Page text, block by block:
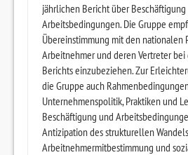
jährlichen Bericht über Beschäftigung
Arbeitsbedingungen. Die Gruppe
Übereinstimmung mit den nationalen
Arbeitnehmer und deren Vertreter bei
Berichts einzubeziehen. Zur
die Gruppe auch
Unternehmenspolitik, Praktiken und
Beschäftigung und
Antizipation des strukturellen
Arbeitnehmermitbestimmung und